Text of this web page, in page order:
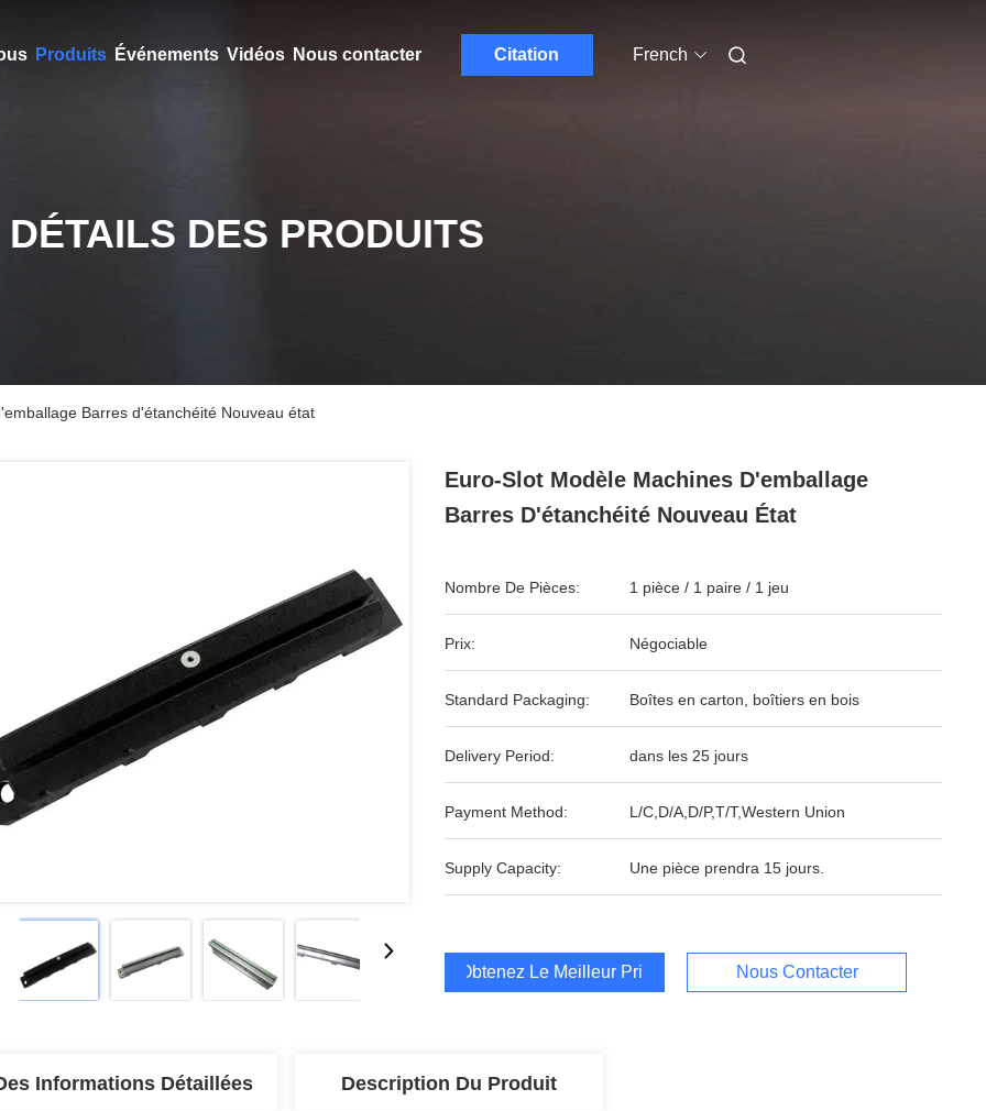
Produits Événements Vidéos Nous contacter Citation French
DÉTAILS DES PRODUITS
Barres d'étanchéité Nouveau état
Euro-Slot Modèle Machines D'emballage
Barres D'étanchéité Nouveau État
Nombre De Pièces: 1 pièce / 1 paire / 1 jeu
Prix: Négociable
Standard Packaging: Boîtes en carton, boîtiers en bois
Delivery Period: dans les 25 jours
Payment Method: L/C,D/A,D/P,T/T,Western Union
Supply Capacity: Une pièce prendra 15 jours.
Obtenez Le Meilleur Prix Nous Contacter
Informations Détaillées Description Du Produit